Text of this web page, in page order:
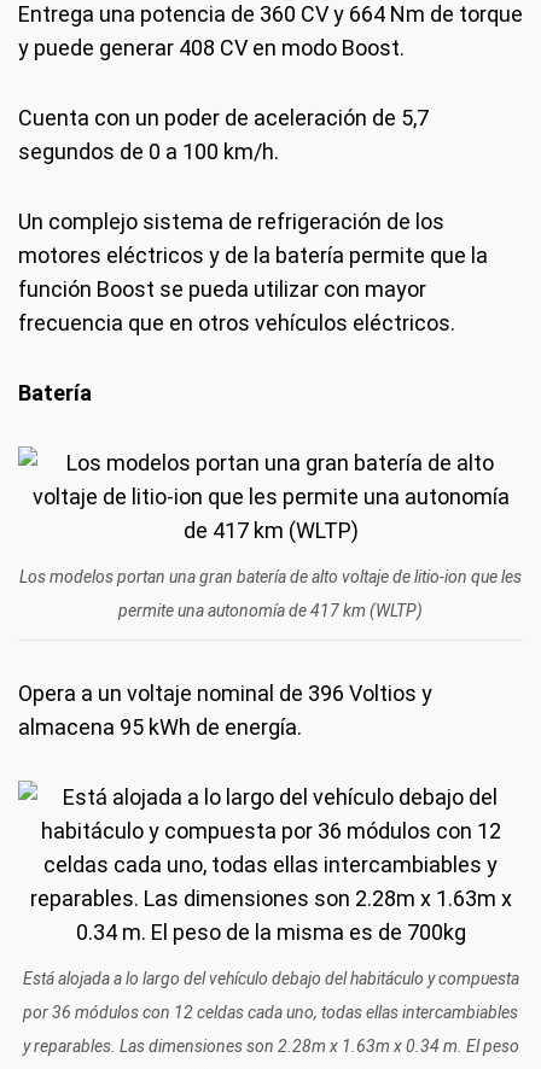
Entrega una potencia de 360 CV y 664 Nm de torque
y puede generar 408 CV en modo Boost.
Cuenta con un poder de aceleración de 5,7
segundos de 0 a 100 km/h.
Un complejo sistema de refrigeración de los
motores eléctricos y de la batería permite que la
función Boost se pueda utilizar con mayor
frecuencia que en otros vehículos eléctricos.
Batería
Los modelos portan una gran batería de alto voltaje de litio-ion que les
permite una autonomía de 417 km (WLTP)
Opera a un voltaje nominal de 396 Voltios y
almacena 95 kWh de energía.
Está alojada a lo largo del vehículo debajo del habitáculo y compuesta
por 36 módulos con 12 celdas cada uno, todas ellas intercambiables
y reparables. Las dimensiones son 2.28m x 1.63m x 0.34 m. El peso